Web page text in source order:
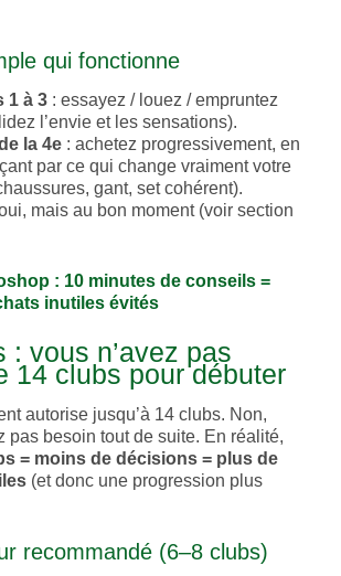
qui fonctionne
1 à 3: essayez / louez / empruntez
l’envie et les sensations).
la 4e: achetez progressivement, en
par ce qui change vraiment votre
gant, set cohérent).
mais au bon moment (voir section
: 10 minutes de conseils =
inutiles évités
: vous n’avez pas
14 clubs pour débuter
autorise jusqu’à 14 clubs. Non,
pas besoin tout de suite. En réalité,
= moins de décisions = plus de
(et donc une progression plus
recommandé (6–8 clubs)